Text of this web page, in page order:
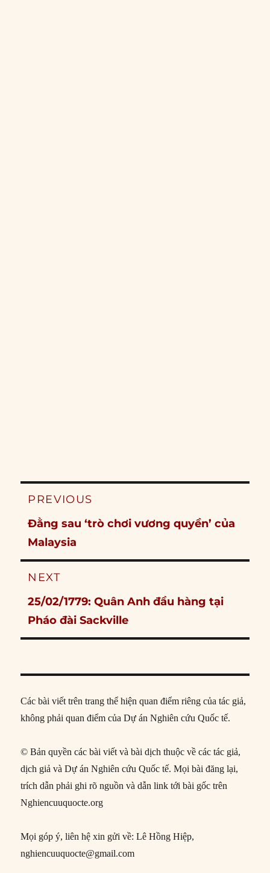
Post
PREVIOUS
Previous
post:
Đằng sau ‘trò chơi vương quyền’ của
Malaysia
NEXT
Next
post:
25/02/1779: Quân Anh đầu hàng tại
Pháo đài Sackville
Các bài viết trên trang thể hiện quan điểm riêng của tác giả,
không phải quan điểm của Dự án Nghiên cứu Quốc tế.
© Bản quyền các bài viết và bài dịch thuộc về các tác giả,
dịch giả và Dự án Nghiên cứu Quốc tế. Mọi bài đăng lại,
trích dẫn phải ghi rõ nguồn và dẫn link tới bài gốc trên
Nghiencuuquocte.org
Mọi góp ý, liên hệ xin gửi về: Lê Hồng Hiệp,
nghiencuuquocte@gmail.com